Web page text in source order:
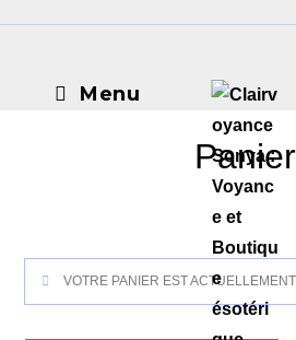
Menu
Panier
VOTRE PANIER EST